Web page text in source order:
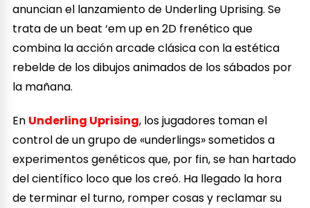
anuncian el lanzamiento de Underling Uprising. Se
trata de un beat ‘em up en 2D frenético que
combina la acción arcade clásica con la estética
rebelde de los dibujos animados de los sábados por
la mañana.
En Underling Uprising, los jugadores toman el
control de un grupo de «underlings» sometidos a
experimentos genéticos que, por fin, se han hartado
del científico loco que los creó. Ha llegado la hora
de terminar el turno, romper cosas y reclamar su